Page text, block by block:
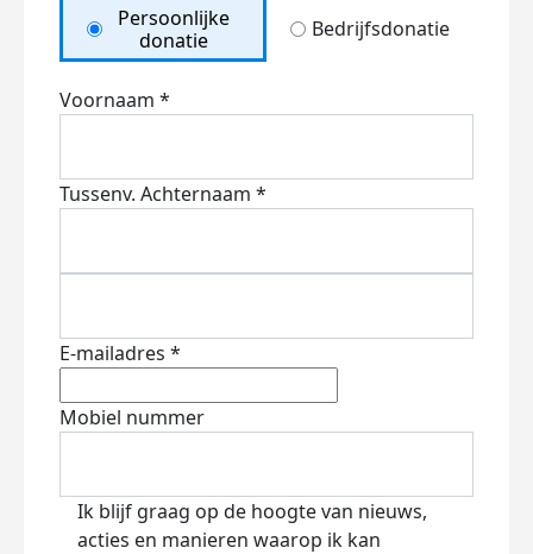
Persoonlijke
donatie
Bedrijfsdonatie
Voornaam *
Tussenv. Achternaam *
E-mailadres *
Mobiel nummer
Ik blijf graag op de hoogte van nieuws,
acties en manieren waarop ik kan